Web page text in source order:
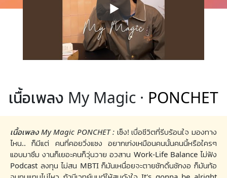
เนื้อเพลง My Magic · PONCHET
เนื้อเพลง My Magic PONCHET : เซ็ง! เบื่อชีวิตที่รีบร้อนใจ มองทาง
ไหน.. ก็มีแต่ คนที่คอยวิ่งแซง อยากเก่งเหมือนคนนั้นคนนี้หรือใครๆ
แอบมาซึม งานก็เยอะคนก็วุ่นวาย อวสาน Work-Life Balance ไม่ฟัง
Podcast ลงทุน ไม่สน MBTI ก็มันเหนื่อยจะตายชักดิ้นชักงอ ก็มันท้อ